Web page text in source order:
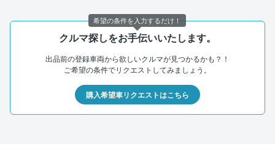
クルマ探しをお手伝いいたします。
出品前の登録車両から欲しいクルマが見つかるかも？！
ご希望の条件でリクエストしてみましょう。
購入希望車リクエストはこちら
希望の条件を入力するだけ！